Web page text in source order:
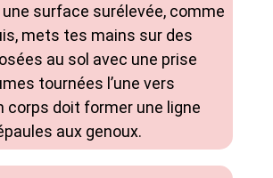
surface surélevée, comme
mets tes mains sur des
au sol avec une prise
tournées l’une vers
corps doit former une ligne
aux genoux.